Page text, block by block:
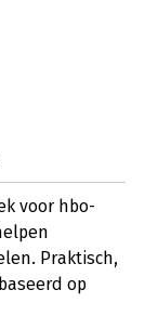
voor hbo-
Praktisch,
op